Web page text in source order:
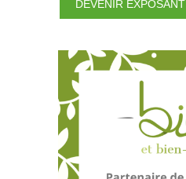
DEVENIR EXPOSANT